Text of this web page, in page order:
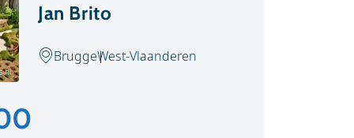
Jan Brito
BruggeWest-Vlaanderen